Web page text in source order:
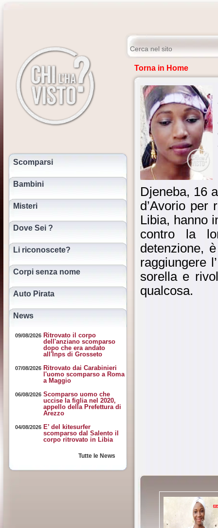
Scomparsi
Bambini
Misteri
Dove Sei ?
Li riconoscete?
Corpi senza nome
Auto Pirata
News
09/08/2026 Ritrovato il corpo
dell'anziano scomparso
dopo che era andato
all'Inps di Grosseto
07/08/2026 Ritrovato dai Carabinieri
l'uomo scomparso a Roma
a Maggio
06/08/2026 Scomparso uomo che
uccise la figlia nel 2020,
appello della Prefettura di
Arezzo
04/08/2026 E’ del kitesurfer
scomparso dal Salento il
corpo ritrovato in Libia
Tutte le News
Torna in Home
Djeneba, 16
d’Avorio per
Libia, hanno
contro la
detenzione,
raggiungere
sorella e
qualcosa.